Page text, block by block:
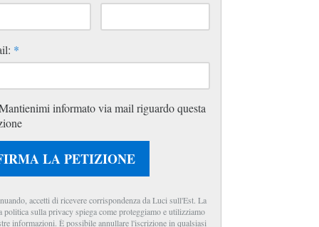
*
informato via mail riguardo questa
LA PETIZIONE
accetti di ricevere corrispondenza da Luci sull'Est. La
politica sulla privacy spiega come proteggiamo e utilizziamo
informazioni. È possibile annullare l'iscrizione in qualsiasi